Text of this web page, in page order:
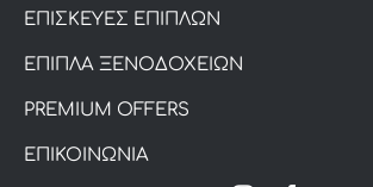
ΕΠΙΣΚΕΥΕΣ ΕΠΙΠΛΩΝ
ΕΠΙΠΛΑ ΞΕΝΟΔΟΧΕΙΩΝ
PREMIUM OFFERS
ΕΠΙΚΟΙΝΩΝΙΑ